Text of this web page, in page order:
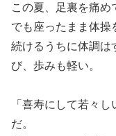
この夏、足裏を痛
でも座ったまま体操
続けるうちに体調は
び、歩みも軽い。
「喜寿にして若々
だ。